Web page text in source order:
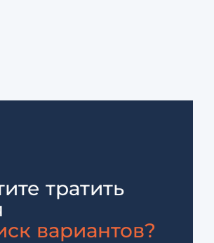
тратить
вариантов?